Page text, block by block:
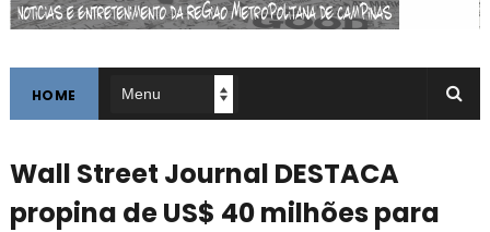
HOME
Wall Street Journal DESTACA
propina de US$ 40 milhões para